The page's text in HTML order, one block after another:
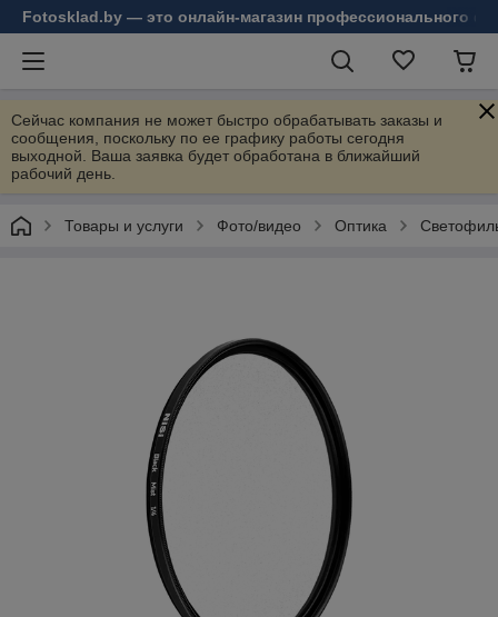
Fotosklad.by — это онлайн-магазин профессионального
Сейчас компания не может быстро обрабатывать заказы и
сообщения, поскольку по ее графику работы сегодня
выходной. Ваша заявка будет обработана в ближайший
рабочий день.
Товары и услуги Фото/видео Оптика